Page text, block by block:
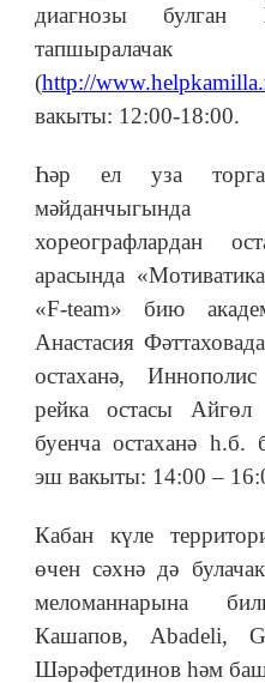
диагнозы булган
тапшыралачак
(http://
вакыты: 12:00-18:00.
Һәр ел уза
хореографлардан
арасында
«F-team» бию
Анастасия
остаханә,
рейка остасы Айгөл
буенча остаханә һ.б.
эш вакыты: 14:00 –
Кабан күле
өчен сәхнә дә
меломаннарына
Кашапов, Abadeli,
Шәрәфетдинов һәм